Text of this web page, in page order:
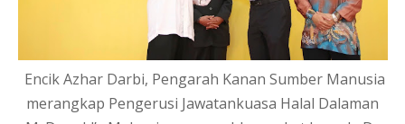
Encik Azhar Darbi, Pengarah Kanan Sumber Manusia
merangkap Pengerusi Jawatankuasa Halal Dalaman